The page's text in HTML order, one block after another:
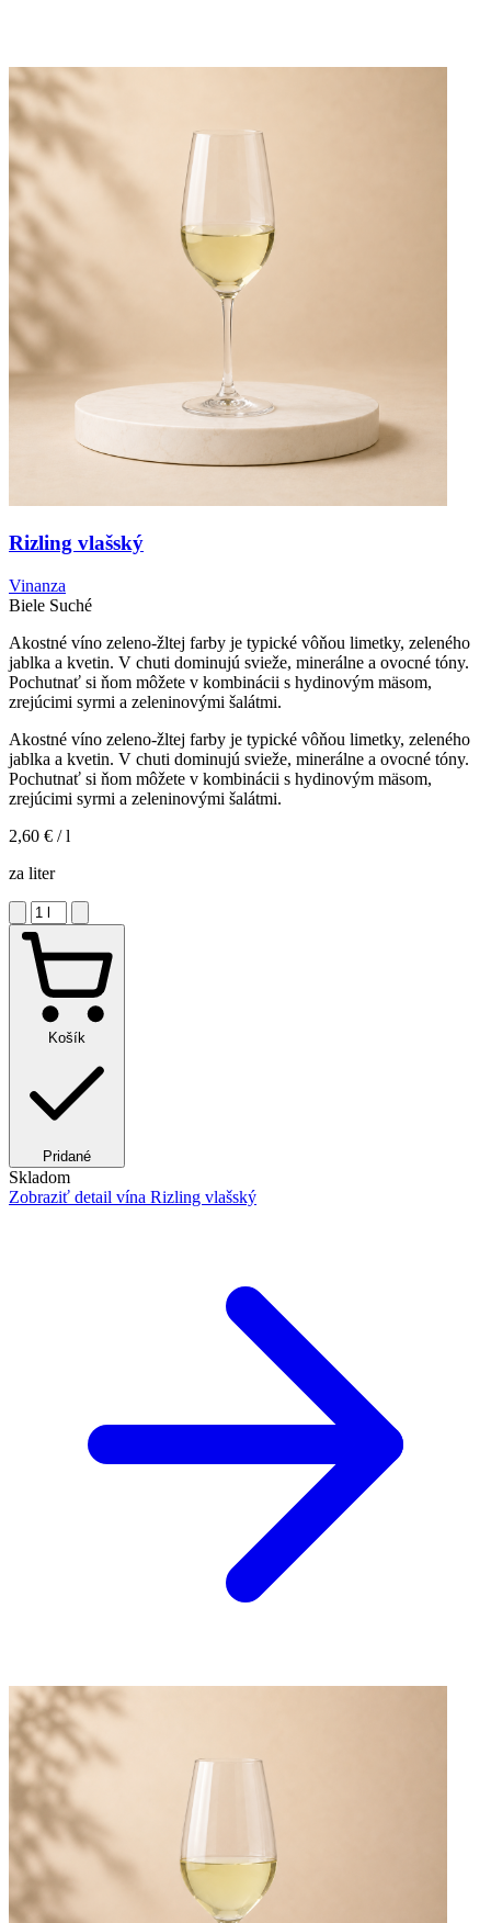
Rizling vlašský
Vinanza
Biele Suché
Akostné víno zeleno-žltej farby je typické vôňou limetky, zeleného
jablka a kvetin. V chuti dominujú svieže, minerálne a ovocné tóny.
Pochutnať si ňom môžete v kombinácii s hydinovým mäsom,
zrejúcimi syrmi a zeleninovými šalátmi.
Akostné víno zeleno-žltej farby je typické vôňou limetky, zeleného
jablka a kvetin. V chuti dominujú svieže, minerálne a ovocné tóny.
Pochutnať si ňom môžete v kombinácii s hydinovým mäsom,
zrejúcimi syrmi a zeleninovými šalátmi.
2,60 € / l
za liter
Košík
Pridané
Skladom
Zobraziť detail vína Rizling vlašský